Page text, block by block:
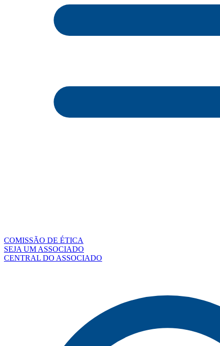
COMISSÃO DE ÉTICA
SEJA UM ASSOCIADO
CENTRAL DO ASSOCIADO